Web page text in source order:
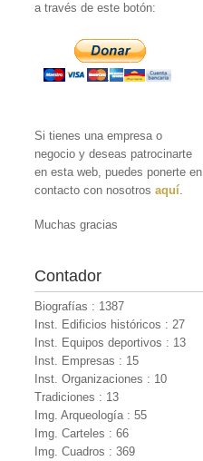
a través de este botón:
Si tienes una empresa o
negocio y deseas patrocinarte
en esta web, puedes ponerte en
contacto con nosotrosaquí.
Muchas gracias
Contador
Biografías : 1387
Inst. Edificios históricos : 27
Inst. Equipos deportivos : 13
Inst. Empresas : 15
Inst. Organizaciones : 10
Tradiciones : 13
Img. Arqueología : 55
Img. Carteles : 66
Img. Cuadros : 369